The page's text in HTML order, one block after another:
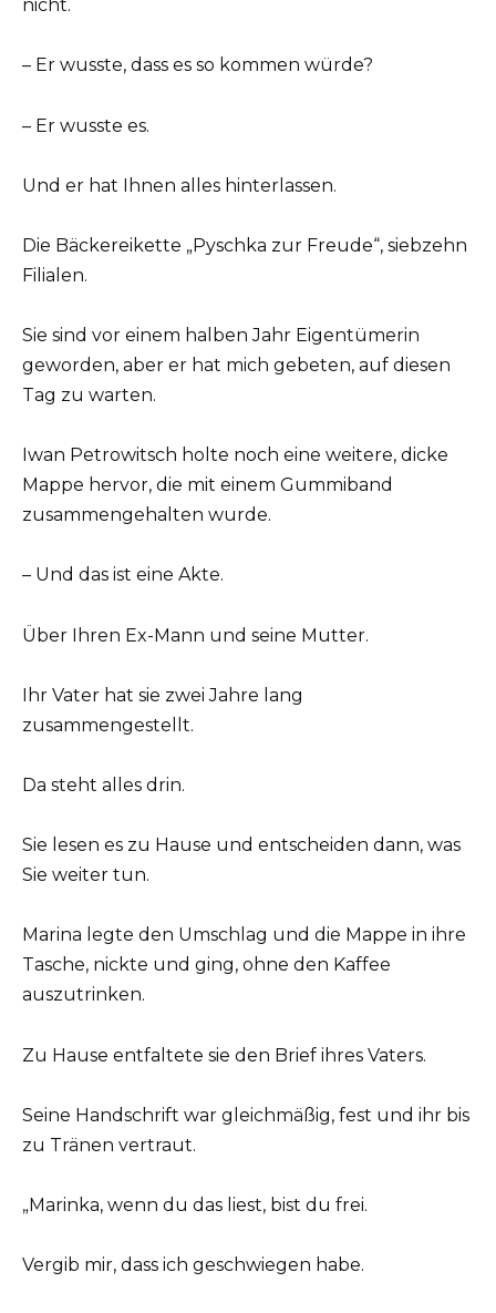
nicht.
– Er wusste, dass es so kommen würde?
– Er wusste es.
Und er hat Ihnen alles hinterlassen.
Die Bäckereikette „Pyschka zur Freude“, siebzehn
Filialen.
Sie sind vor einem halben Jahr Eigentümerin
geworden, aber er hat mich gebeten, auf diesen
Tag zu warten.
Iwan Petrowitsch holte noch eine weitere, dicke
Mappe hervor, die mit einem Gummiband
zusammengehalten wurde.
– Und das ist eine Akte.
Über Ihren Ex-Mann und seine Mutter.
Ihr Vater hat sie zwei Jahre lang
zusammengestellt.
Da steht alles drin.
Sie lesen es zu Hause und entscheiden dann, was
Sie weiter tun.
Marina legte den Umschlag und die Mappe in ihre
Tasche, nickte und ging, ohne den Kaffee
auszutrinken.
Zu Hause entfaltete sie den Brief ihres Vaters.
Seine Handschrift war gleichmäßig, fest und ihr bis
zu Tränen vertraut.
„Marinka, wenn du das liest, bist du frei.
Vergib mir, dass ich geschwiegen habe.